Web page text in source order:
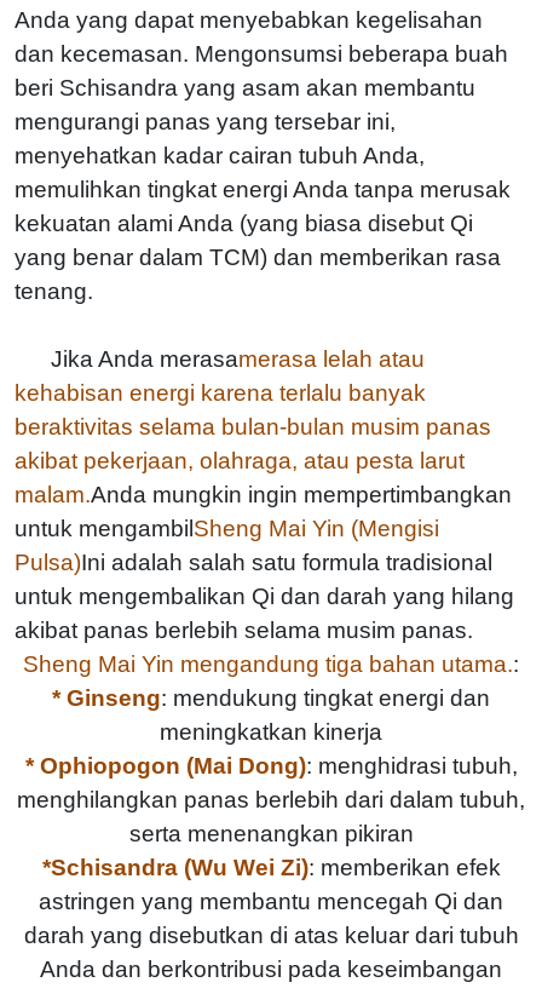
Anda yang dapat menyebabkan kegelisahan
dan kecemasan. Mengonsumsi beberapa buah
beri Schisandra yang asam akan membantu
mengurangi panas yang tersebar ini,
menyehatkan kadar cairan tubuh Anda,
memulihkan tingkat energi Anda tanpa merusak
kekuatan alami Anda (yang biasa disebut Qi
yang benar dalam TCM) dan memberikan rasa
tenang.
Jika Anda merasamerasa lelah atau
kehabisan energi karena terlalu banyak
beraktivitas selama bulan-bulan musim panas
akibat pekerjaan, olahraga, atau pesta larut
malam.Anda mungkin ingin mempertimbangkan
untuk mengambil Sheng Mai Yin (Mengisi
Pulsa)Ini adalah salah satu formula tradisional
untuk mengembalikan Qi dan darah yang hilang
akibat panas berlebih selama musim panas.
Sheng Mai Yin mengandung tiga bahan utama.:
* Ginseng: mendukung tingkat energi dan
meningkatkan kinerja
* Ophiopogon (Mai Dong): menghidrasi tubuh,
menghilangkan panas berlebih dari dalam tubuh,
serta menenangkan pikiran
*Schisandra (Wu Wei Zi): memberikan efek
astringen yang membantu mencegah Qi dan
darah yang disebutkan di atas keluar dari tubuh
Anda dan berkontribusi pada keseimbangan